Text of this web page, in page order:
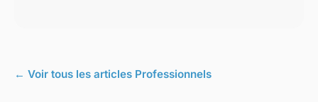
← Voir tous les articles Professionnels